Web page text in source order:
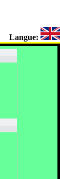
Langue: